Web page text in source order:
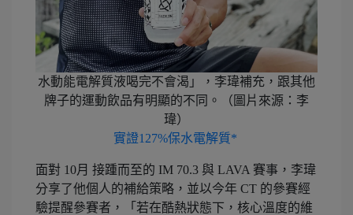
水動能電解質液喝完不會渴」，李瑋補充，跟其他
牌子的運動飲品有明顯的不同。（圖片來源：李
瑋）
實證127%保水電解質*
面對 10月 接踵而至的 IM 70.3 與 LAVA 賽事，李瑋
分享了他個人的補給策略，並以今年 CT 的參賽經
驗提醒參賽者，「若在酷熱狀態下，核心溫度的維